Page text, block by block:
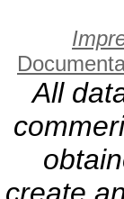
All